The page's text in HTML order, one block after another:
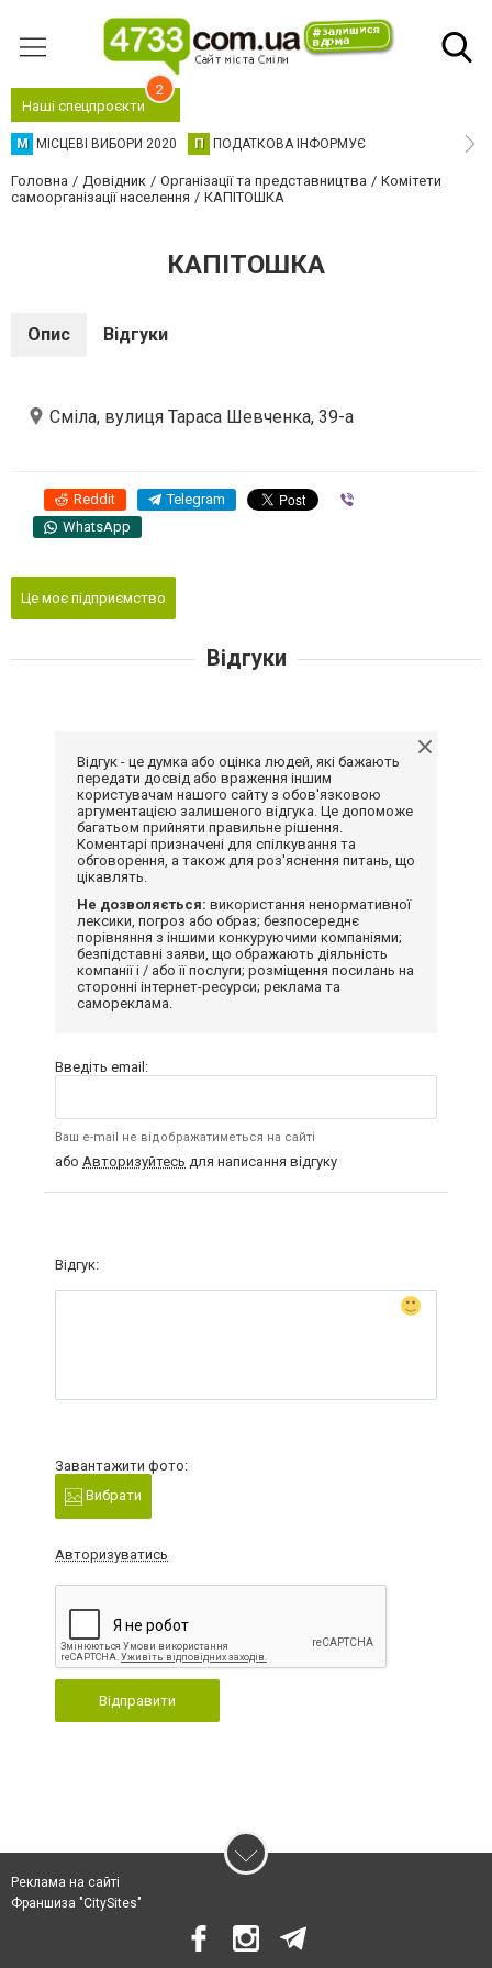
Наші спецпроєкти
2
М МІСЦЕВІ ВИБОРИ 2020 П ПОДАТКОВА ІНФОРМУЄ
Головна Довідник Організації та представництва
Комітети
самоорганізації населення
КАПІТОШКА
КАПІТОШКА
Опис Відгуки
Сміла, вулиця Тараса Шевченка, 39-а
Reddit Telegram
WhatsApp
Це моє підприємство
Відгуки
Відгук - це думка або оцінка людей, які бажають
передати досвід або враження іншим
користувачам нашого сайту з обов'язковою
аргументацією залишеного відгука. Це допоможе
багатьом прийняти правильне рішення.
Коментарі призначені для спілкування та
обговорення, а також для роз'яснення питань, що
цікавлять.
Не дозволяється: використання ненормативної
лексики, погроз або образ; безпосереднє
порівняння з іншими конкуруючими компаніями;
безпідставні заяви, що ображають діяльність
компанії і / або її послуги; розміщення посилань на
сторонні інтернет-ресурси; реклама та
самореклама.
Введіть email:
Ваш e-mail не відображатиметься на сайті
або Авторизуйтесь для написання відгуку
Відгук:
Завантажити фото:
Вибрати
Авторизуватись
Відправити
Реклама на сайті
Франшиза "CitySites"